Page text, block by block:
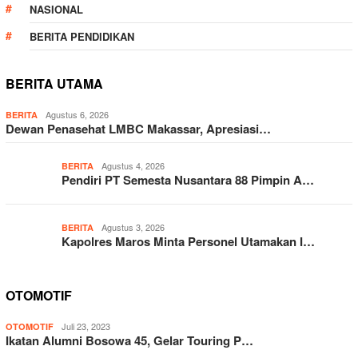
NASIONAL
BERITA PENDIDIKAN
BERITA UTAMA
BERITA Agustus 6, 2026
Dewan Penasehat LMBC Makassar, Apresiasi…
BERITA Agustus 4, 2026
Pendiri PT Semesta Nusantara 88 Pimpin A…
BERITA Agustus 3, 2026
Kapolres Maros Minta Personel Utamakan I…
OTOMOTIF
OTOMOTIF Juli 23, 2023
Ikatan Alumni Bosowa 45, Gelar Touring P…